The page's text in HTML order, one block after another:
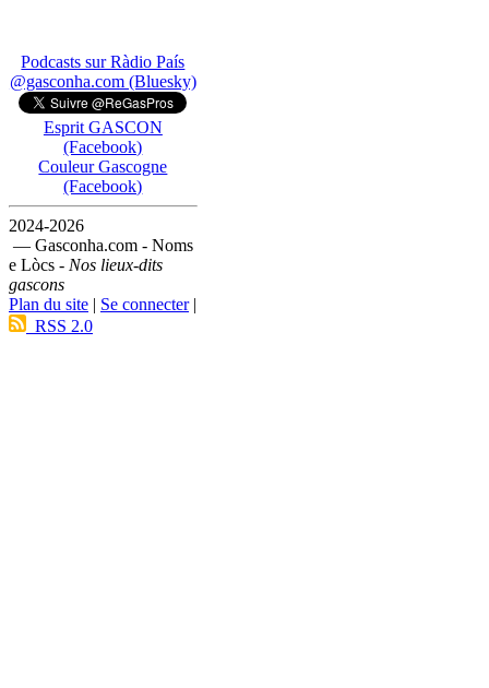
Podcasts sur Ràdio País
@gasconha.com (Bluesky)
Esprit GASCON
(Facebook)
Couleur Gascogne
(Facebook)
2024-2026
— Gasconha.com - Noms
e Lòcs - Nos lieux-dits
gascons
Plan du site | Se connecter|
RSS 2.0